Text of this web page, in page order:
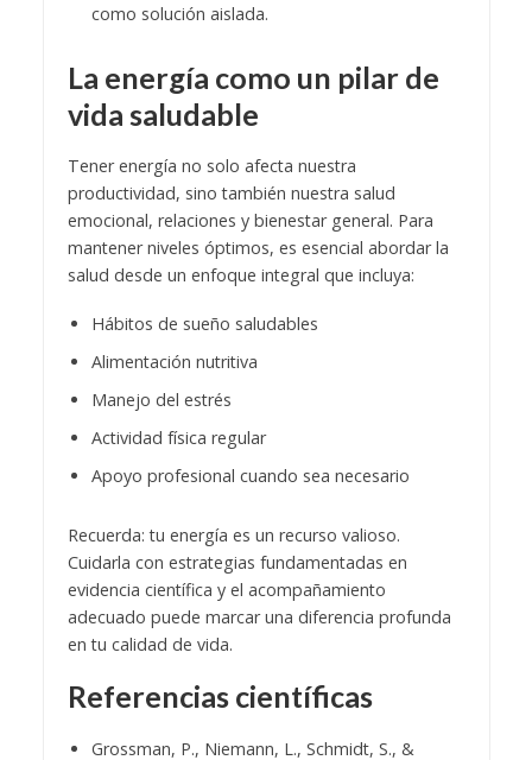
como solución aislada.
La energía como un pilar de
vida saludable
Tener energía no solo afecta nuestra
productividad, sino también nuestra salud
emocional, relaciones y bienestar general. Para
mantener niveles óptimos, es esencial abordar la
salud desde un enfoque integral que incluya:
Hábitos de sueño saludables
Alimentación nutritiva
Manejo del estrés
Actividad física regular
Apoyo profesional cuando sea necesario
Recuerda: tu energía es un recurso valioso.
Cuidarla con estrategias fundamentadas en
evidencia científica y el acompañamiento
adecuado puede marcar una diferencia profunda
en tu calidad de vida.
Referencias científicas
Grossman, P., Niemann, L., Schmidt, S., &